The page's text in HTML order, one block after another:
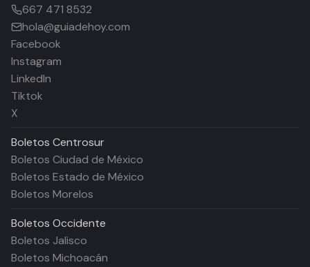
667 471 8532
hola@guiadehoy.com
Facebook
Instagram
LinkedIn
Tiktok
X
Boletos Centrosur
Boletos Ciudad de México
Boletos Estado de México
Boletos Morelos
Boletos Occidente
Boletos Jalisco
Boletos Michoacán